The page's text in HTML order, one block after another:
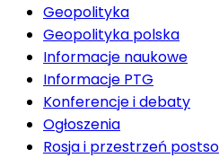
Geopolityka
Geopolityka polska
Informacje naukowe
Informacje PTG
Konferencje i debaty
Ogłoszenia
Rosja i przestrzeń